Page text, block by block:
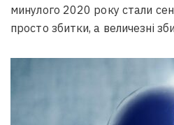
минулого 2020 року стали
просто збитки, а величезні